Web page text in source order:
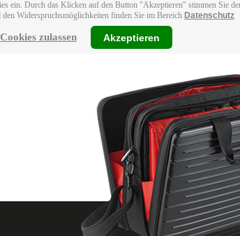
ein. Durch das Klicken auf den Button "Akzeptieren" stimmen Sie
Widerspruchsmöglichkeiten finden Sie im Bereich Datenschutz
zulassen Akzeptieren